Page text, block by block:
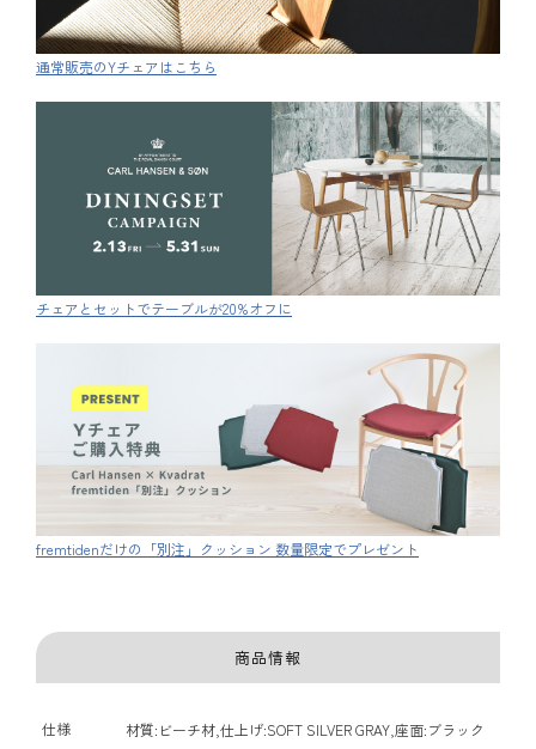
通常販売のYチェアはこちら
チェアとセットでテーブルが20%オフに
fremtidenだけの「別注」クッション 数量限定でプレゼント
商品情報
仕様
材質:ビーチ材,仕上げ:SOFT SILVER GRAY,座面:ブラック